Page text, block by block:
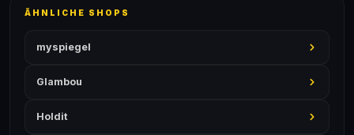
ÄHNLICHE SHOPS
myspiegel
Glambou
Holdit